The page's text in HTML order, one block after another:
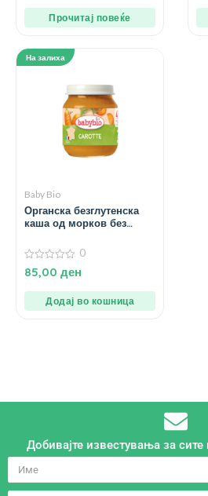
Прочитај повеќе
На залиха
Baby Bio
Органска безглутенска
каша од морков без
4+ месеци – 130 гр.
0
од
0
85,00 ден
Додај во кошница
Добивајте известувања за